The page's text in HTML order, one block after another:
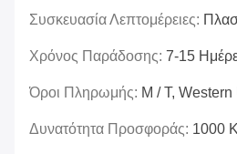
Συσκευασία Λεπτομέρειες:
Χρόνος Παράδοσης: 7-15
Όροι Πληρωμής: Μ / Τ, Western
Δυνατότητα Προσφοράς: 1000